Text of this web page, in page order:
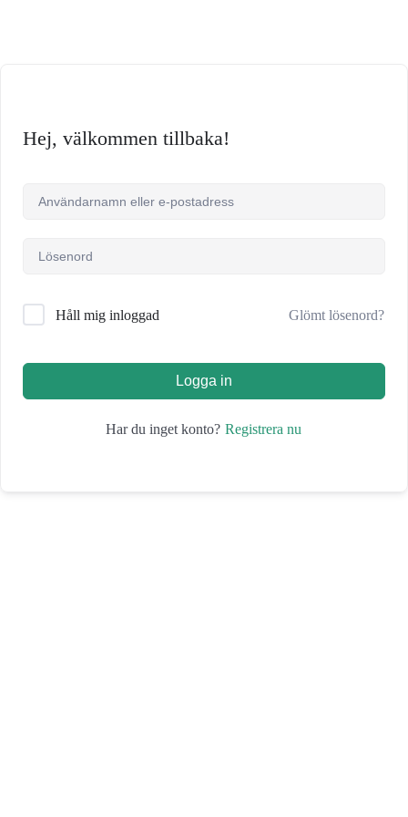
Hej, välkommen tillbaka!
Håll mig inloggad Glömt lösenord?
Logga in
Har du inget konto? Registrera nu